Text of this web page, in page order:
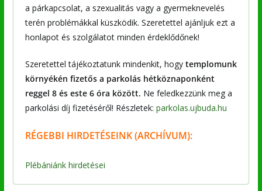
a párkapcsolat, a szexualitás vagy a gyermeknevelés
terén problémákkal küszködik. Szeretettel ajánljuk ezt a
honlapot és szolgálatot minden érdeklődőnek!
Szeretettel tájékoztatunk mindenkit, hogy templomunk
környékén fizetős a parkolás hétköznaponként
reggel 8 és este 6 óra között. Ne feledkezzünk meg a
parkolási díj fizetéséről! Részletek: parkolas.ujbuda.hu
RÉGEBBI HIRDETÉSEINK (ARCHÍVUM):
Plébániánk hirdetései